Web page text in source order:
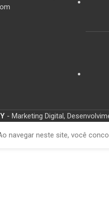
- Marketing Digital,
navegar neste site, você